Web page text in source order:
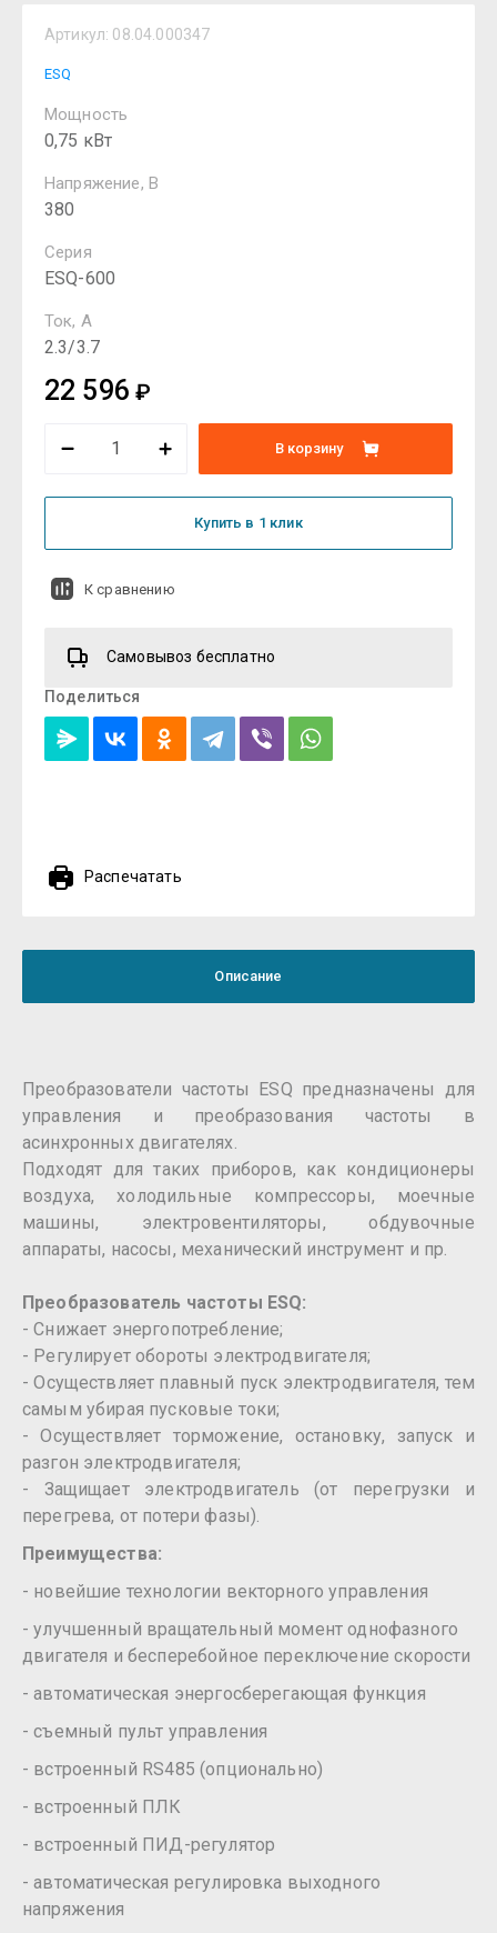
Артикул: 08.04.000347
ESQ
Мощность
0,75 кВт
Напряжение, В
380
Серия
ESQ-600
Ток, А
2.3/3.7
22 596 ₽
В корзину
Купить в 1 клик
К сравнению
Самовывоз бесплатно
Поделиться
Распечатать
Описание
Преобразователи частоты ESQ предназначены для
управления и преобразования частоты в
асинхронных двигателях.
Подходят для таких приборов, как кондиционеры
воздуха, холодильные компрессоры, моечные
машины, электровентиляторы, обдувочные
аппараты, насосы, механический инструмент и пр.
Преобразователь частоты ESQ:
- Снижает энергопотребление;
- Регулирует обороты электродвигателя;
- Осуществляет плавный пуск электродвигателя, тем
самым убирая пусковые токи;
- Осуществляет торможение, остановку, запуск и
разгон электродвигателя;
- Защищает электродвигатель (от перегрузки и
перегрева, от потери фазы).
Преимущества:
- новейшие технологии векторного управления
- улучшенный вращательный момент однофазного
двигателя и бесперебойное переключение скорости
- автоматическая энергосберегающая функция
- съемный пульт управления
- встроенный RS485 (опционально)
- встроенный ПЛК
- встроенный ПИД-регулятор
- автоматическая регулировка выходного
напряжения